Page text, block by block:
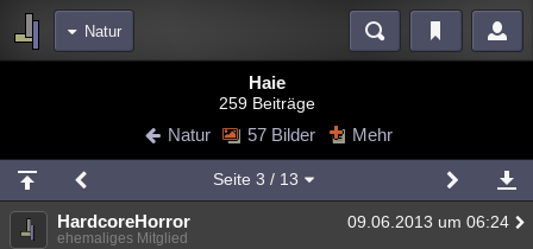
Natur
Blogs Videos
Chat Wiki Neuigkeiten
meine Rubriken
Menschen Wissenschaft Mystery Kriminalfälle
Haie
259 Beiträge
Natur 57 Bilder Mehr
Seite 3 / 13
HardcoreHorror 09.06.2013 um 06:24
ehemaliges Mitglied